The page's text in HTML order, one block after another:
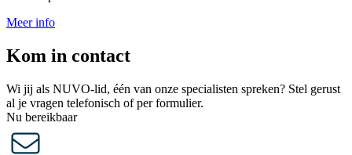
Meer info
Kom in contact
Wi jij als NUVO-lid, één van onze specialisten spreken? Stel gerust
al je vragen telefonisch of per formulier.
Nu bereikbaar